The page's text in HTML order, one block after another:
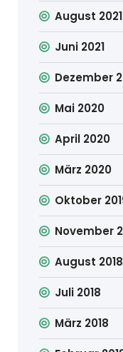
August 2021
Juni 2021
Dezember
Mai 2020
April 2020
März 2020
Oktober
November
August 2018
Juli 2018
März 2018